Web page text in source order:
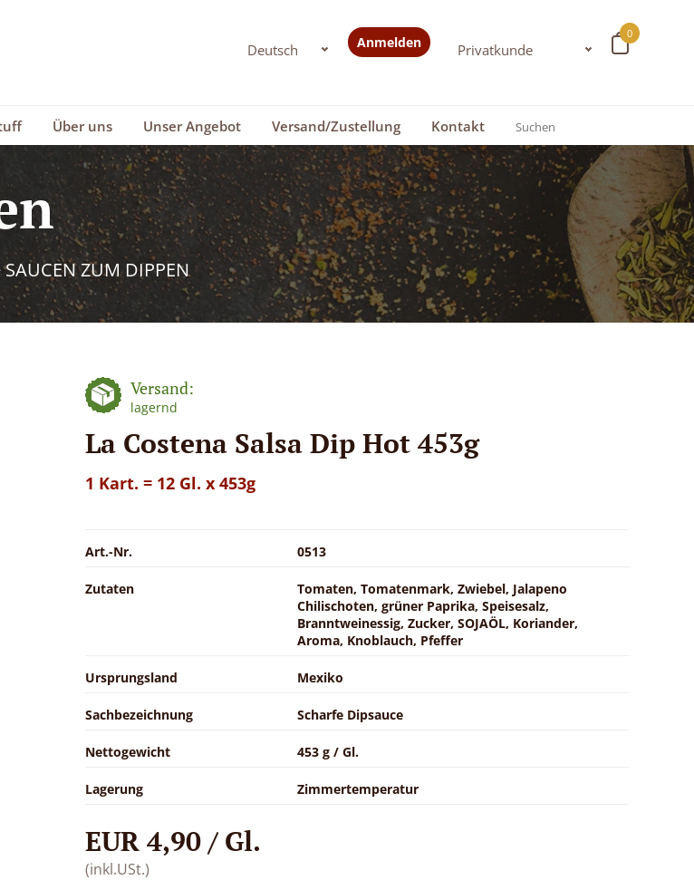
0
Anmelden
Über uns Unser Angebot Versand/Zustellung Kontakt
SAUCEN ZUM DIPPEN
Versand:
lagernd
La Costena Salsa Dip Hot 453g
1 Kart. = 12 Gl. x 453g
Art.-Nr. 0513
Zutaten
Tomaten, Tomatenmark, Zwiebel, Jalapeno
Chilischoten, grüner Paprika, Speisesalz,
Branntweinessig, Zucker, SOJAÖL, Koriander,
Aroma, Knoblauch, Pfeffer
Ursprungsland Mexiko
Sachbezeichnung Scharfe Dipsauce
Nettogewicht 453 g / Gl.
Lagerung Zimmertemperatur
EUR 4,90 / Gl.
(inkl.USt.)